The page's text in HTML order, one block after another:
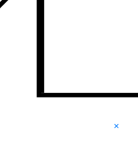
×